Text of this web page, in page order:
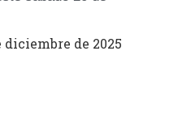
diciembre de 2025